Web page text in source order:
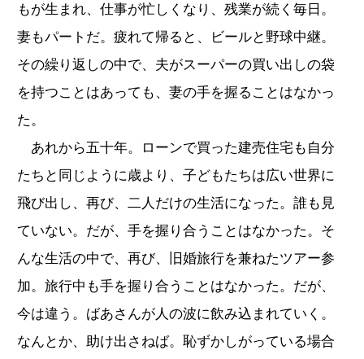
もが生まれ、仕事が忙しくなり、残業が続く毎日。
妻もパートだ。疲れて帰ると、ビールと野球中継。
その繰り返しの中で、夫がスーパーの買い出しの袋
を持つことはあっても、妻の手を握ることはなかっ
た。
あれから五十年。ローンで買った建売住宅も自分
たちと同じように歳より、子どもたちは広い世界に
飛び出し、再び、二人だけの生活になった。誰も見
ていない。だが、手を握り合うことはなかった。そ
んな生活の中で、再び、旧婚旅行を兼ねたツアー参
加。旅行中も手を握り合うことはなかった。だが、
今は違う。ばあさんが人の波に飲み込まれていく。
なんとか、助け出さねば。恥ずかしがっている場合